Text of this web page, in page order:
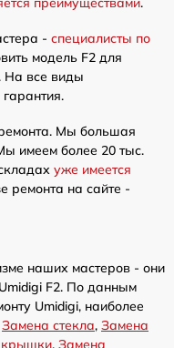
- специалисты по
модель F2 для
На все виды
Мы большая
имеем более 20 тыс.
уже имеется
ремонта на сайте -
наших мастеров - они
F2. По данным
Umidigi, наиболее
Замена стекла, Замена
крышки, Замена